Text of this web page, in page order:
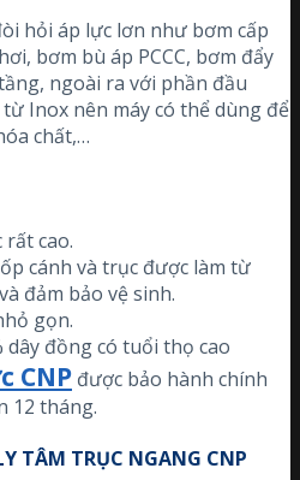
hỏi áp lực lơn như bơm cấp
bơm bù áp PCCC, bơm đẩy
ngoài ra với phần đầu
Inox nên máy có thể dùng để
chất,…
cao.
cánh và trục được làm từ
đảm bảo vệ sinh.
gọn.
dây đồng có tuổi thọ cao
CNP được bảo hành chính
12 tháng.
TÂM TRỤC NGANG CNP